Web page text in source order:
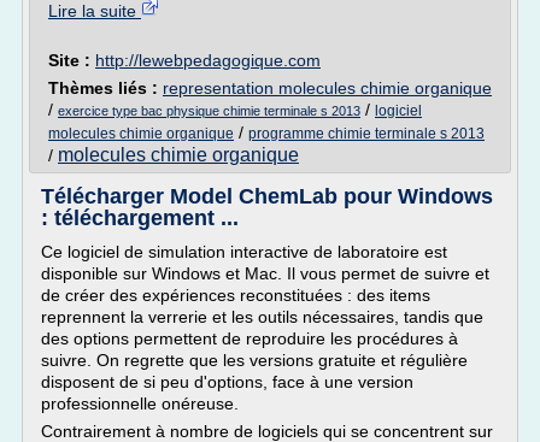
Lire la suite
Site : http://lewebpedagogique.com
Thèmes liés : representation molecules chimie organique
/ exercice type bac physique chimie terminale s 2013 / logiciel
molecules chimie organique / programme chimie terminale s 2013
/ molecules chimie organique
Télécharger Model ChemLab pour Windows
: téléchargement ...
Ce logiciel de simulation interactive de laboratoire est
disponible sur Windows et Mac. Il vous permet de suivre et
de créer des expériences reconstituées : des items
reprennent la verrerie et les outils nécessaires, tandis que
des options permettent de reproduire les procédures à
suivre. On regrette que les versions gratuite et régulière
disposent de si peu d'options, face à une version
professionnelle onéreuse.
Contrairement à nombre de logiciels qui se concentrent sur